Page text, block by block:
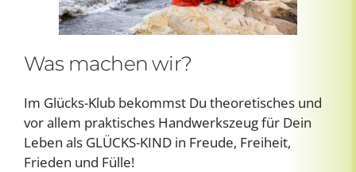
Was machen wir?
Im Glücks-Klub bekommst Du theoretisches und
vor allem praktisches Handwerkszeug für Dein
Leben als GLÜCKS-KIND in Freude, Freiheit,
Frieden und Fülle!